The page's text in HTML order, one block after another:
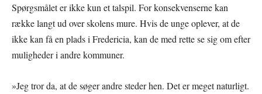
Spørgsmålet er ikke kun et talspil. For konsekvenserne kan
række langt ud over skolens mure. Hvis de unge oplever, at de
ikke kan få en plads i Fredericia, kan de med rette se sig om efter
muligheder i andre kommuner.
»Jeg tror da, at de søger andre steder hen. Det er meget naturligt.